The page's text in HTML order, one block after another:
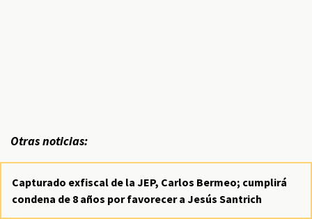
Otras noticias:
Capturado exfiscal de la JEP, Carlos Bermeo; cumplirá
condena de 8 años por favorecer a Jesús Santrich